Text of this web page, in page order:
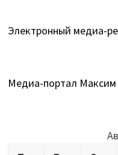
Электронный медиа-
Медиа-портал